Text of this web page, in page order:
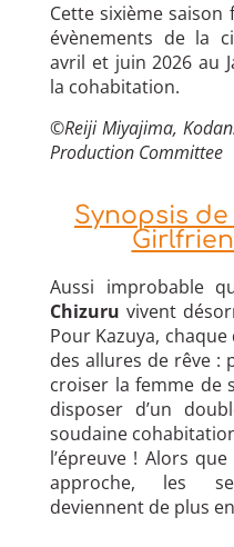
Cette sixième
évènements de la
avril et juin 2026 au
la cohabitation.
©Reiji Miyajima,
Production Committee
Synopsis
Aussi improbable
Chizuruvivent
Pour Kazuya,
des allures de rêve :
croiser la femme de
disposer d’un
soudaine
l’épreuve ! Alors
approche, les
deviennent de plus